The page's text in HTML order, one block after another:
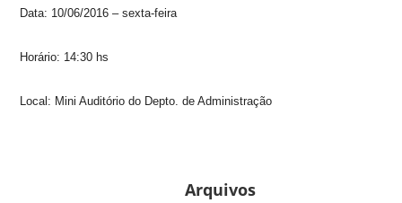
Data: 10/06/2016 – sexta-feira
Horário: 14:30 hs
Local: Mini Auditório do Depto. de Administração
Arquivos